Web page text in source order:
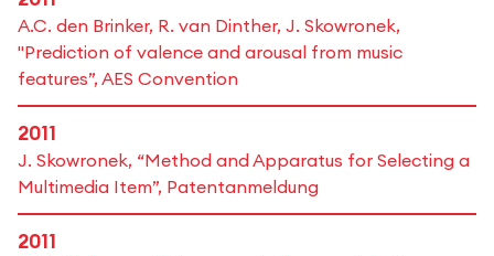
A.C. den Brinker, R. van Dinther, J. Skowronek,
"Prediction of valence and arousal from music
features”, AES Convention
2011
J. Skowronek, “Method and Apparatus for Selecting a
Multimedia Item”, Patentanmeldung
2011